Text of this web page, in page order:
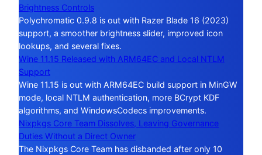
Brightness Controls
Polychromatic 0.9.8 is out with Razer Blade 16 (2023)
support, a smoother brightness slider, improved icon
lookups, and several fixes.
Wine 11.15 Released with ARM64EC and Local NTLM
Support
Wine 11.15 is out with ARM64EC build support in MinGW
mode, local NTLM authentication, more BCrypt KDF
algorithms, and WindowsCodecs improvements.
Nixpkgs Core Team Dissolves, Leaving Governance
Duties Without a Direct Owner
The Nixpkgs Core Team has disbanded after only 10